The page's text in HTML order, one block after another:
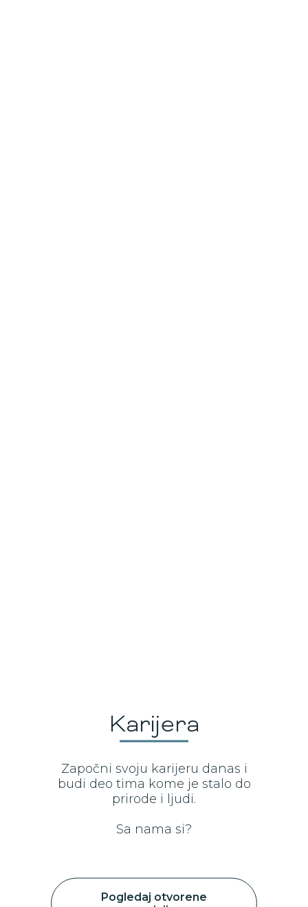
Karijera
Započni svoju karijeru danas i
budi deo tima kome je stalo do
prirode i ljudi.
Sa nama si?
Pogledaj otvorene